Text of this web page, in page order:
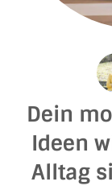
Dein
Ideen
Alltag